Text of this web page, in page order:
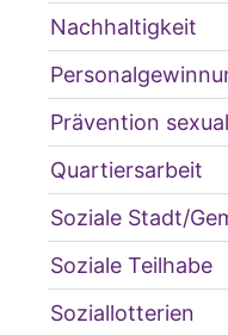
Nachhaltigkeit
Prävention
Quartiersarbeit
Soziale Stadt/
Soziale Teilhabe
Soziallotterien